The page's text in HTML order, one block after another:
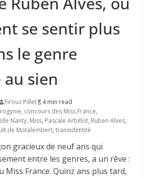
se sentir plus
le genre
sien
Firouz Pillet
4 min read
, concours des Miss France,
Nanty, Miss, Pascale Arbillot, Ruben Alves,
de Motalembert, transidentité
gracieux de neuf ans qui
entre les genres, a un rêve :
Miss France. Quinz ans plus tard,